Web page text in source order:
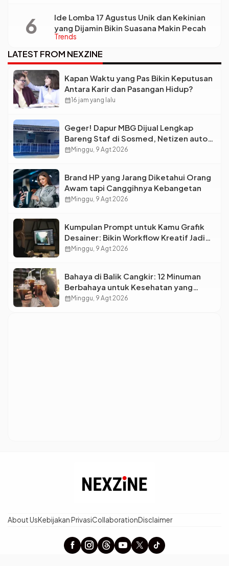
Trends
Ide Lomba 17 Agustus Unik dan Kekinian
yang Dijamin Bikin Suasana Makin Pecah
LATEST FROM NEXZINE
Kapan Waktu yang Pas Bikin Keputusan
Antara Karir dan Pasangan Hidup?
calendar_month16 jam yang lalu
Geger! Dapur MBG Dijual Lengkap
Bareng Staf di Sosmed, Netizen auto
Syok
calendar_monthMinggu, 9 Agt 2026
Brand HP yang Jarang Diketahui Orang
Awam tapi Canggihnya Kebangetan
calendar_monthMinggu, 9 Agt 2026
Kumpulan Prompt untuk Kamu Grafik
Desainer: Bikin Workflow Kreatif Jadi
Super Cepat!
calendar_monthMinggu, 9 Agt 2026
Bahaya di Balik Cangkir: 12 Minuman
Berbahaya untuk Kesehatan yang
Wajib Dihindari Saat Nongkrong
calendar_monthMinggu, 9 Agt 2026
About UsKebijakan PrivasiCollaborationDisclaimer